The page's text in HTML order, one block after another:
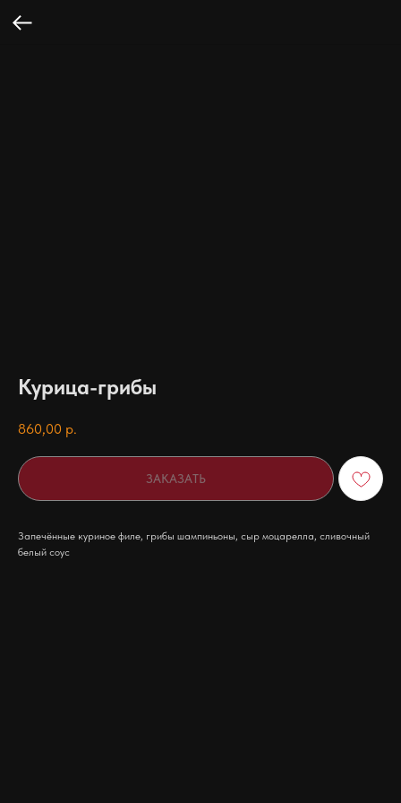
Курица-грибы
860,00 р.
ЗАКАЗАТЬ
Запечённые куриное филе, грибы шампиньоны, сыр моцарелла, сливочный
белый соус